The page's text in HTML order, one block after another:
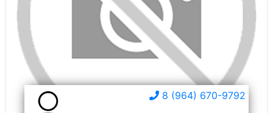
8 (964) 670-9792